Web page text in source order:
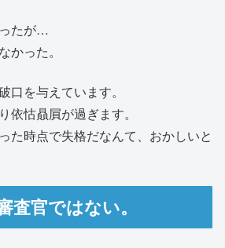
たが…
かった。
口を与えています。
依怙贔屓が過ぎます。
た時点で失格だなんて、おかしいと
査官ではない。